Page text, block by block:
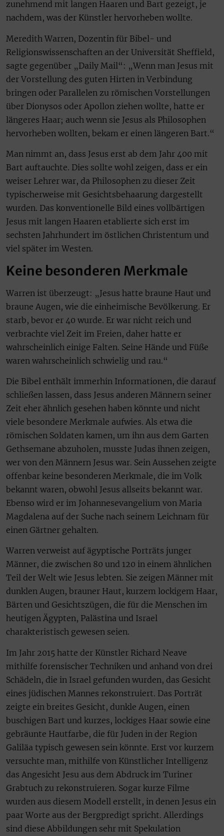
zunehmend mit langen Haaren und Bart gezeigt, je
nachdem, was der Künstler hervorheben wollte.
Meredith Warren, Dozentin für Bibel- und
Religionswissenschaften an der Universität Sheffield,
sagte gegenüber „Daily Mail“: „Wenn man Jesus mit
der Vorstellung des guten Hirten in Verbindung
bringen oder Parallelen zu römischen Vorstellungen
über Dionysos oder Apollon ziehen wollte, hatte er
längeres Haar; auch wenn sie Jesus als Philosophen
hervorheben wollten, bekam er einen längeren Bart.“
Man nimmt an, dass Jesus erst ab dem Jahr 400 mit
Bart auftauchte. Dies sollte wohl zeigen, dass er ein
weiser Lehrer war, da Philosophen zu dieser Zeit
typischerweise mit Gesichtsbehaarung dargestellt
wurden. Das konventionelle Bild eines vollbärtigen
Jesus mit langen Haaren etablierte sich erst im
sechsten Jahrhundert im östlichen Christentum und
viel später im Westen.
Keine besonderen Merkmale
Warren ist überzeugt: „Jesus hatte braune Haut und
braune Augen, wie die einheimische Bevölkerung. Er
starb, bevor er 40 wurde. Er war nicht reich und
verbrachte viel Zeit im Freien, daher hatte er
wahrscheinlich einige Falten. Seine Hände und Füße
waren wahrscheinlich schwielig und rau.“
Die Bibel enthält immerhin Informationen, die darauf
schließen lassen, dass Jesus anderen Männern seiner
Zeit eher ähnlich gesehen haben könnte und nicht
viele besondere Merkmale aufwies. Als etwa die
römischen Soldaten kamen, um ihn aus dem Garten
Gethsemane abzuholen, musste Judas ihnen zeigen,
wer von den Männern Jesus war. Sein Aussehen zeigte
offenbar keine besonderen Merkmale, die im Volk
bekannt waren, obwohl Jesus allseits bekannt war.
Ebenso wird er im Johannesevangelium von Maria
Magdalena auf der Suche nach seinem Leichnam für
einen Gärtner gehalten.
Warren verweist auf ägyptische Porträts junger
Männer, die zwischen 80 und 120 in einem ähnlichen
Teil der Welt wie Jesus lebten. Sie zeigen Männer mit
dunklen Augen, brauner Haut, kurzem lockigem Haar,
Bärten und Gesichtszügen, die für die Menschen im
heutigen Ägypten, Palästina und Israel
charakteristisch gewesen seien.
Im Jahr 2015 hatte der Künstler Richard Neave
mithilfe forensischer Techniken und anhand von drei
Schädeln, die in Israel gefunden wurden, das Gesicht
eines jüdischen Mannes rekonstruiert. Das Porträt
zeigte ein breites Gesicht, dunkle Augen, einen
buschigen Bart und kurzes, lockiges Haar sowie eine
gebräunte Hautfarbe, die für Juden in der Region
Galiläa typisch gewesen sein könnte. Erst vor kurzem
versuchte man, mithilfe von Künstlicher Intelligenz
das Angesicht Jesu aus dem Abdruck im Turiner
Grabtuch zu rekonstruieren. Sogar kurze Filme
wurden aus diesem Modell erstellt, in denen Jesus ein
paar Worte aus der Bergpredigt spricht. Allerdings
sind diese Abbildungen sehr mit Spekulation